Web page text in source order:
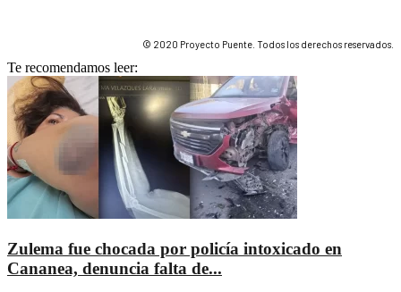
© 2020 Proyecto Puente. Todos los derechos reservados.
Te recomendamos leer:
Zulema fue chocada por policía intoxicado en
Cananea, denuncia falta de...